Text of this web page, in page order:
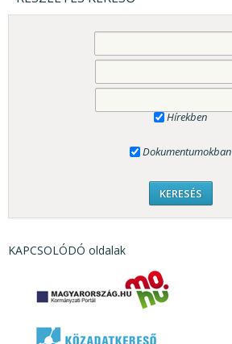
Hírekben
Dokumentumokban
KAPCSOLÓDÓ oldalak